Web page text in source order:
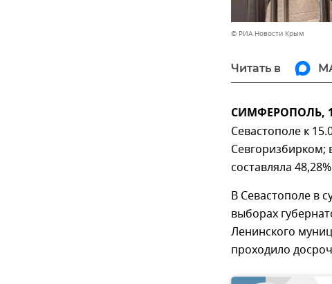
© РИА Новости Крым
Читать в
СИМФЕРОПОЛЬ,
Севастополе к
Севгоризбирком;
составляла
В Севастополе в
выборах
Ленинского
проходило